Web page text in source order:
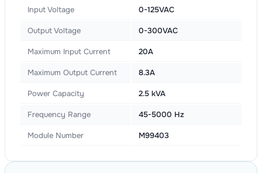
Input Voltage 0-125VAC
Output Voltage 0-300VAC
Maximum Input Current 20A
Maximum Output Current 8.3A
Power Capacity 2.5 kVA
Frequency Range 45-5000 Hz
Module Number M99403